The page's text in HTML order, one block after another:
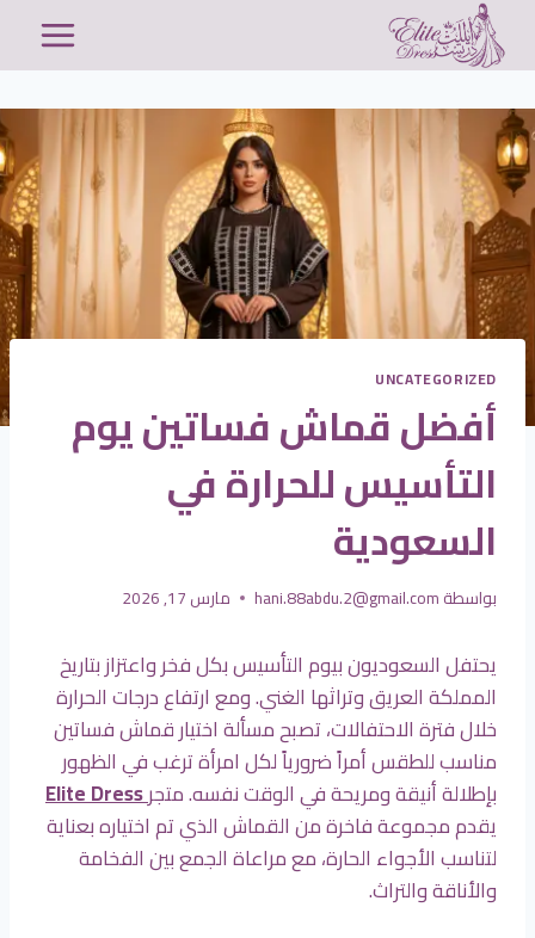
التجاوز
المحتوى
UNCATEGORIZED
أفضل قماش فساتين يوم
التأسيس للحرارة في
السعودية
بواسطةhani.88abdu.2@gmail.com مارس 17, 2026
يحتفل السعوديون بيوم التأسيس بكل فخر واعتزاز بتاريخ
المملكة العريق وتراثها الغني. ومع ارتفاع درجات الحرارة
خلال فترة الاحتفالات، تصبح مسألة اختيار قماش فساتين
مناسب للطقس أمراً ضرورياً لكل امرأة ترغب في الظهور
بإطلالة أنيقة ومريحة في الوقت نفسه. متجرElite Dress
يقدم مجموعة فاخرة من القماش الذي تم اختياره بعناية
لتناسب الأجواء الحارة، مع مراعاة الجمع بين الفخامة
والأناقة والتراث.